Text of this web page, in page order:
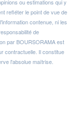
ou estimations qui y
refléter le point de vue de
contenue, ni les
de
par BOURSORAMA est
contractuelle. Il constitue
l'absolue maîtrise.